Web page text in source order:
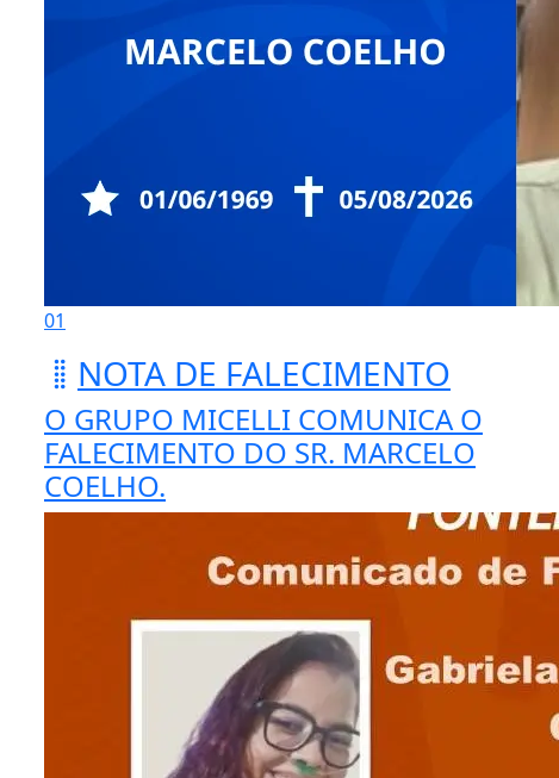
01
NOTA DE FALECIMENTO
O GRUPO MICELLI COMUNICA O
FALECIMENTO DO SR. MARCELO
COELHO.